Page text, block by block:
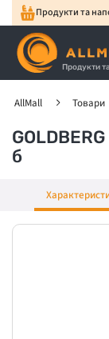
Продукти та
Продукти
AllMall Товари
б